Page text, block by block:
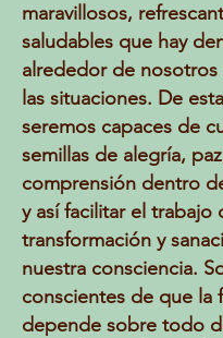
maravillosos,
saludables que hay
alrededor de nosotros
las situaciones. De
seremos capaces de
semillas de alegría,
comprensión dentro
y así facilitar el trabajo
transformación y
nuestra consciencia.
conscientes de que la
depende sobre todo